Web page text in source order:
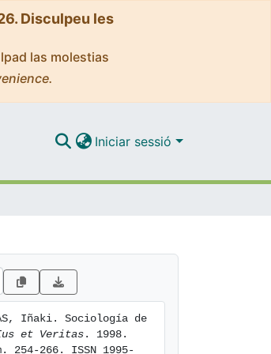
Disculpeu les
las molestias
Iniciar sessió
Iñaki. Sociología de
et Veritas. 1998.
254-266. ISSN 1995-